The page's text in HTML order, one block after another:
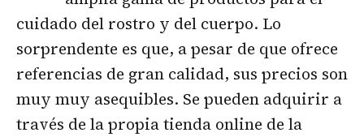
cuidado del rostro y del cuerpo. Lo
sorprendente es que, a pesar de que ofrece
referencias de gran calidad, sus precios son
muy muy asequibles. Se pueden adquirir a
través de la propia tienda online de la